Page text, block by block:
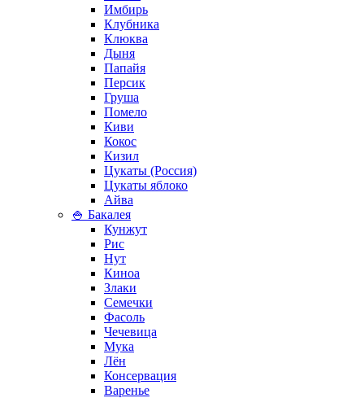
Имбирь
Клубника
Клюква
Дыня
Папайя
Персик
Груша
Помело
Киви
Кокос
Кизил
Цукаты (Россия)
Цукаты яблоко
Айва
🍚 Бакалея
Кунжут
Рис
Нут
Киноа
Злаки
Семечки
Фасоль
Чечевица
Мука
Лён
Консервация
Варенье